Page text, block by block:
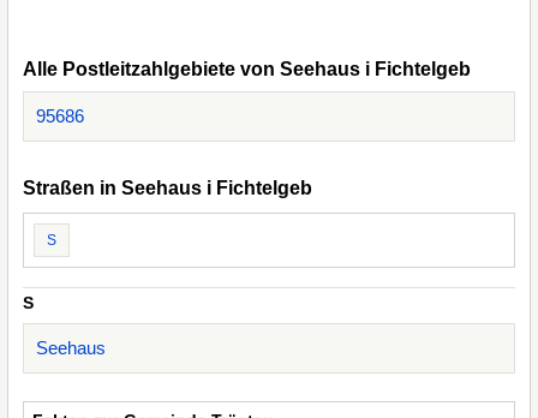
Alle Postleitzahlgebiete von Seehaus i Fichtelgeb
95686
Straßen in Seehaus i Fichtelgeb
S
S
Seehaus